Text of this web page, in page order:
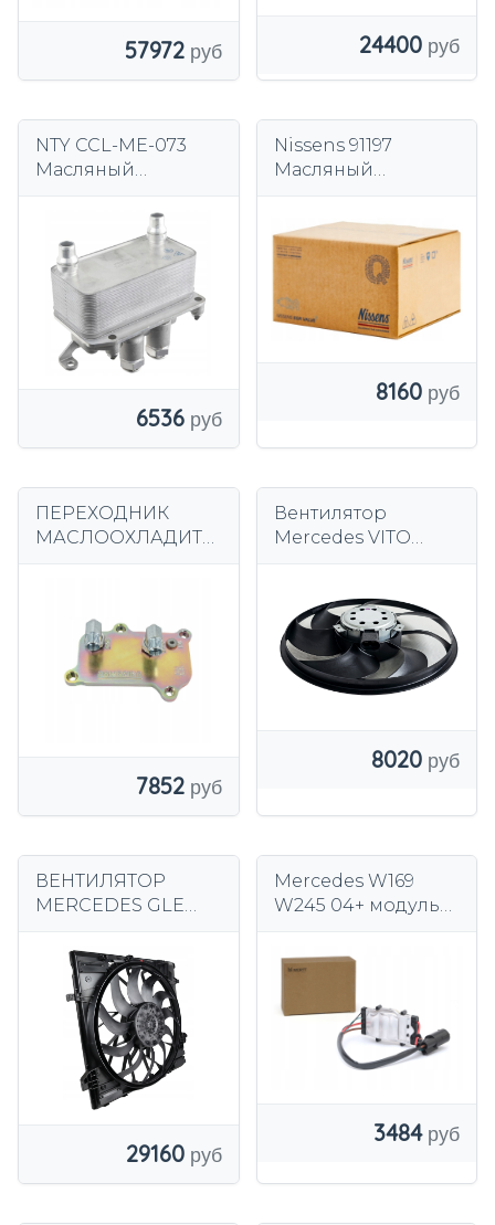
57972 24400
NTY CCL-ME-073
Масляный
моторное масло
6536
Nissens 91197
Масляный
моторное масло
8160
ПЕРЕХОДНИК
МАСЛООХЛАДИТЕ
7852
Вентилятор
Mercedes VITO
8020
ВЕНТИЛЯТОР
MERCEDES GLE
2019 г.в.
29160
Mercedes W169
W245 04+ модуль
вентилятором
3484